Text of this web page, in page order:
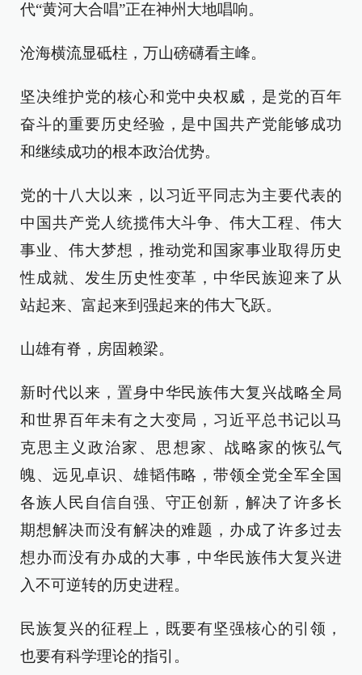
代“黄河大合唱”正在神州大地唱响。
沧海横流显砥柱，万山磅礴看主峰。
坚决维护党的核心和党中央权威，是党的百年
奋斗的重要历史经验，是中国共产党能够成功
和继续成功的根本政治优势。
党的十八大以来，以习近平同志为主要代表的
中国共产党人统揽伟大斗争、伟大工程、伟大
事业、伟大梦想，推动党和国家事业取得历史
性成就、发生历史性变革，中华民族迎来了从
站起来、富起来到强起来的伟大飞跃。
山雄有脊，房固赖梁。
新时代以来，置身中华民族伟大复兴战略全局
和世界百年未有之大变局，习近平总书记以马
克思主义政治家、思想家、战略家的恢弘气
魄、远见卓识、雄韬伟略，带领全党全军全国
各族人民自信自强、守正创新，解决了许多长
期想解决而没有解决的难题，办成了许多过去
想办而没有办成的大事，中华民族伟大复兴进
入不可逆转的历史进程。
民族复兴的征程上，既要有坚强核心的引领，
也要有科学理论的指引。